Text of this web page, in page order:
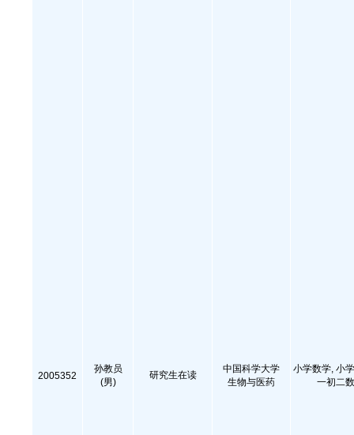
2005352
孙教员
(男)
研究生在读
中国科学大学
生物与医药
小学数学, 小
一初二